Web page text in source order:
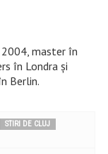
master în
în Londra și
Berlin.
STIRI DE CLUJ